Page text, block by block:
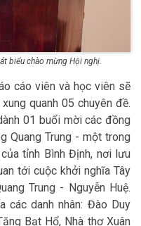
biểu chào mừng Hội nghị.
cáo viên và học viên sẽ
quanh 05 chuyên đề.
01 buổi mời các đồng
Quang Trung - một trong
tỉnh Bình Định, nơi lưu
tới cuộc khởi nghĩa Tây
Trung - Nguyễn Huệ.
các danh nhân: Đào Duy
Bạt Hổ, Nhà thơ Xuân